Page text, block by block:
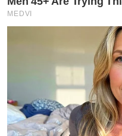
MEDVI